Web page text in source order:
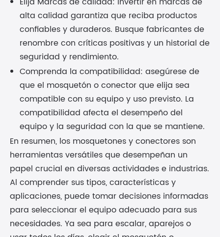
alta calidad garantiza que reciba productos
confiables y duraderos. Busque fabricantes de
renombre con críticas positivas y un historial de
seguridad y rendimiento.
Comprenda la compatibilidad: asegúrese de
que el mosquetón o conector que elija sea
compatible con su equipo y uso previsto. La
compatibilidad afecta el desempeño del
equipo y la seguridad con la que se mantiene.
En resumen, los mosquetones y conectores son
herramientas versátiles que desempeñan un
papel crucial en diversas actividades e industrias.
Al comprender sus tipos, características y
aplicaciones, puede tomar decisiones informadas
para seleccionar el equipo adecuado para sus
necesidades. Ya sea para escalar, aparejos o